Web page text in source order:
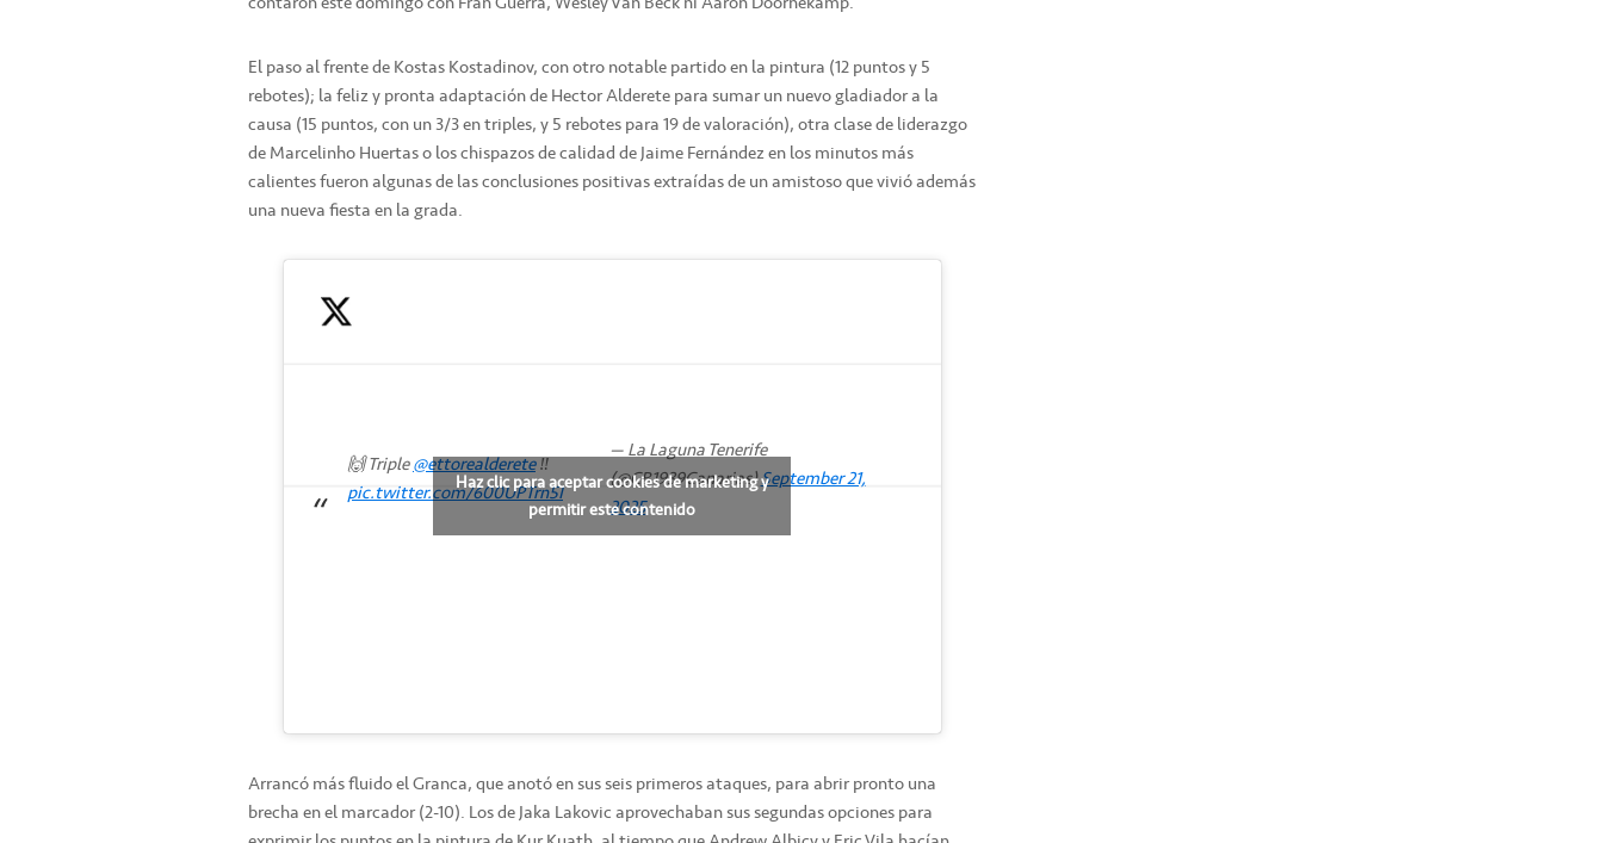
El paso al frente de Kostas Kostadinov, con otro notable partido en la pintura (12 puntos y 5
rebotes); la feliz y pronta adaptación de Hector Alderete para sumar un nuevo gladiador a la
causa (15 puntos, con un 3/3 en triples, y 5 rebotes para 19 de valoración), otra clase de liderazgo
de Marcelinho Huertas o los chispazos de calidad de Jaime Fernández en los minutos más
calientes fueron algunas de las conclusiones positivas extraídas de un amistoso que vivió además
una nueva fiesta en la grada.
🙌 Triple@ettorealderete‼️
pic.twitter.com/600UPTrn5I
— La Laguna Tenerife
(@CB1939Canarias)September 21,
2025
Haz clic para aceptar cookies de marketing y
permitir este contenido
Arrancó más fluido el Granca, que anotó en sus seis primeros ataques, para abrir pronto una
brecha en el marcador (2-10). Los de Jaka Lakovic aprovechaban sus segundas opciones para